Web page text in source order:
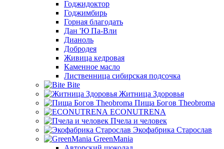
Годжидоктор
Годжимбирь
Горная благодать
Дан 'Ю Па-Вли
Дианоль
Добродея
Живица кедровая
Каменное масло
Лиственница сибирская подсочка
Bite
Житница Здоровья
Пища Богов Theobroma
ECONUTRENA
Пчела и человек
Экофабрика Старослав
GreenMania